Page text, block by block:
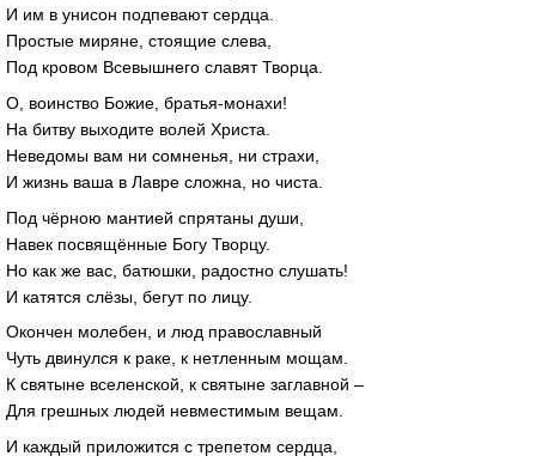
И им в унисон подпевают сердца.
Простые миряне, стоящие слева,
Под кровом Всевышнего славят Творца.
О, воинство Божие, братья-монахи!
На битву выходите волей Христа.
Неведомы вам ни сомненья, ни страхи,
И жизнь ваша в Лавре сложна, но чиста.
Под чёрною мантией спрятаны души,
Навек посвящённые Богу Творцу.
Но как же вас, батюшки, радостно слушать!
И катятся слёзы, бегут по лицу.
Окончен молебен, и люд православный
Чуть двинулся к раке, к нетленным мощам.
К святыне вселенской, к святыне заглавной –
Для грешных людей невместимым вещам.
И каждый приложится с трепетом сердца,